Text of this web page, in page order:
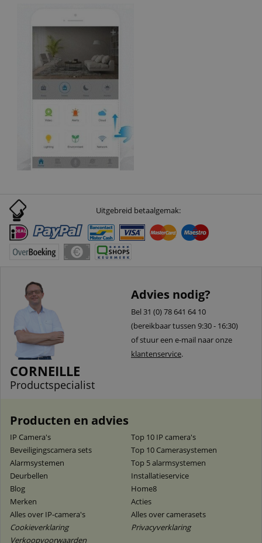
Uitgebreid betaalgemak:
CORNEILLE
Productspecialist
Advies nodig?
Bel 31 (0) 78 641 64 10
(bereikbaar tussen 9:30 - 16:30)
of stuur een e-mail naar onze
klantenservice.
Producten en advies
IP Camera's
Top 10 IP camera's
Beveiligingscamera sets
Top 10 Camerasystemen
Alarmsystemen
Top 5 alarmsystemen
Deurbellen
Installatieservice
Blog
Home8
Merken
Acties
Alles over IP-camera's
Alles over camerasets
Cookieverklaring
Privacyverklaring
Verkoopvoorwaarden